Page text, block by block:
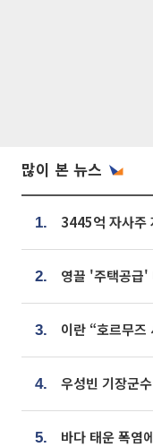
많이 본 뉴스
1.
2.
3.
4.
5. 바다 태운 폭염